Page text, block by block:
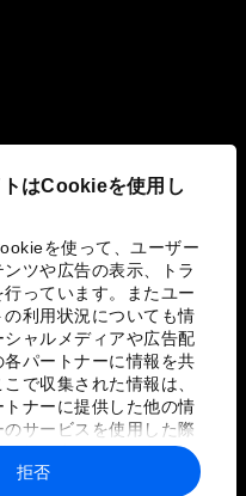
はCookieを使用し
を使って、ユーザー
ツや広告の表示、トラ
っています。またユー
利用状況についても情
ャルメディアや広告配
パートナーに情報を共
で収集された情報は、
ナーに提供した他の情
サービスを使用した際
と組み合わされ、各パー
されることがありま
拒否